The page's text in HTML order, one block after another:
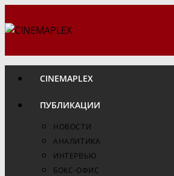
к
CINEMAPLEX
ПУБЛИКАЦИИ
НОВОСТИ
АНАЛИТИКА
ИНТЕРВЬЮ
БОКС-ОФИС